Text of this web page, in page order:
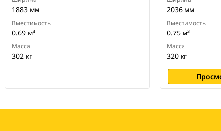
1883 мм
Вместимость
0.69 м³
Масса
302 кг
2036 мм
Вместимость
0.75 м³
Масса
320 кг